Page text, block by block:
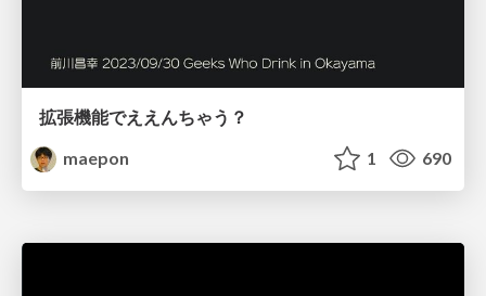
拡張機能でええんちゃう？
maepon
1 690